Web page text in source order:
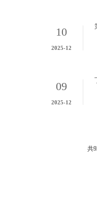
10
2025-12
09
2025-12
共